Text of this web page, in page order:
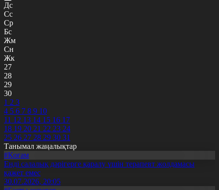
Дс
Сс
Ср
Бс
Жм
Сн
Жк
27
28
29
30
1 2 3
4 5 6 7 8 9 10
11 12 13 14 15 16 17
18 19 20 21 22 23 24
25 26 27 28 29 30 31
Танымал жаңалықтар
#Қоғам
Енді салалық дәрігерге қаралу үшін терапевт жолдамасы
қажет емес
30.07.2026, 20:05